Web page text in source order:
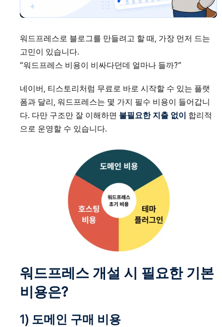
워드프레스로 블로그를 만들려고 할 때, 가장 먼저 드는
고민이 있습니다.
“워드프레스 비용이 비싸다던데 얼마나 들까?”
네이버, 티스토리처럼 무료로 바로 시작할 수 있는 플랫
폼과 달리, 워드프레스는 몇 가지 필수 비용이 들어갑니
다. 다만 구조만 잘 이해하면 불필요한 지출 없이 합리적
으로 운영할 수 있습니다.
워드프레스 개설 시 필요한 기본
비용은?
1) 도메인 구매 비용